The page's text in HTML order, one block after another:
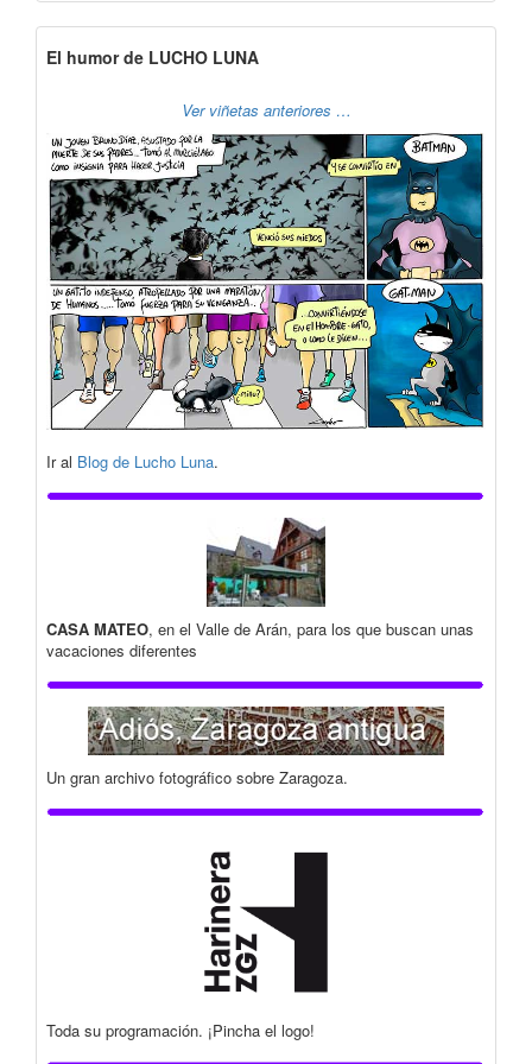
El humor de LUCHO LUNA
Ver viñetas anteriores …
Ir al Blog de Lucho Luna.
CASA MATEO, en el Valle de Arán, para los que buscan unas
vacaciones diferentes
Un gran archivo fotográfico sobre Zaragoza.
Toda su programación. ¡Pincha el logo!